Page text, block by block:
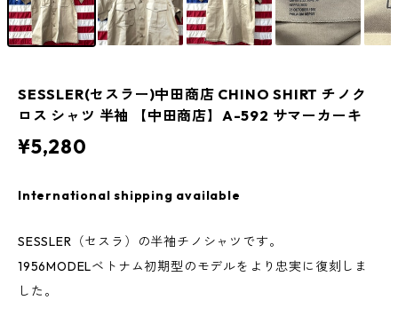
SESSLER(セスラー)中田商店 CHINO SHIRT チノク
ロス シャツ 半袖 【中田商店】A-592 サマーカーキ
¥5,280
International shipping available
SESSLER（セスラ）の半袖チノシャツです。
1956MODELベトナム初期型のモデルをより忠実に復刻しま
した。